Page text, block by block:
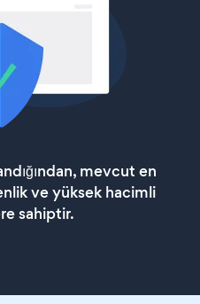
mevcut en
ve yüksek hacimli
sahiptir.